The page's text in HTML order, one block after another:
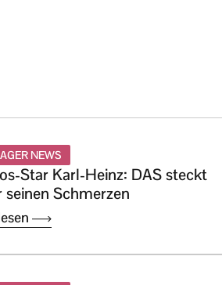
NEWS
Star Karl-Heinz: DAS steckt
seinen Schmerzen